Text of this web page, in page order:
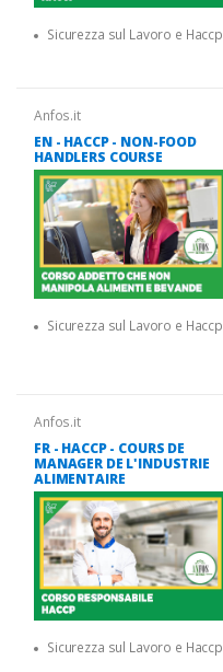
Sicurezza sul Lavoro e Haccp
Anfos.it
EN - HACCP - NON-FOOD
HANDLERS COURSE
Sicurezza sul Lavoro e Haccp
Anfos.it
FR - HACCP - COURS DE
MANAGER DE L'INDUSTRIE
ALIMENTAIRE
Sicurezza sul Lavoro e Haccp